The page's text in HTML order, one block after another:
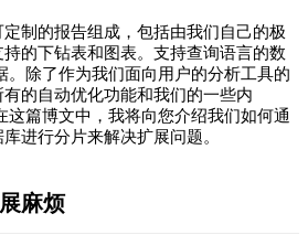
制的报告组成，包括由我们自己的极
的下钻表和图表。支持查询语言的数
。除了作为我们面向用户的分析工具的
的自动优化功能和我们的一些内
这篇博文中，我将向您介绍我们如何通
进行分片来解决扩展问题。
麻烦